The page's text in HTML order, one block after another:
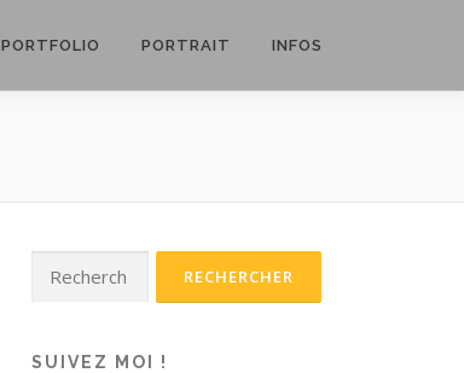
PORTFOLIO PORTRAIT INFOS
Rechercher :
SUIVEZ MOI !